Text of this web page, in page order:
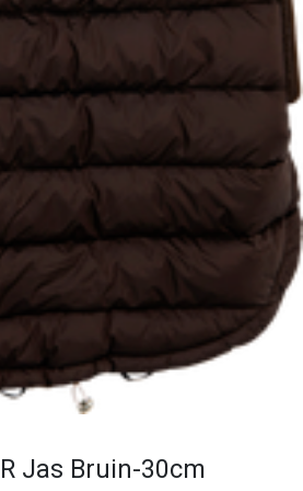
Jas Bruin-30cm